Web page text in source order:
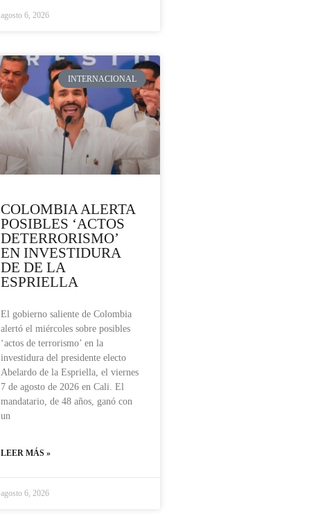
agosto 6, 2026
INTERNACIONAL
COLOMBIA ALERTA
POSIBLES ‘ACTOS
DETERRORISMO’
EN INVESTIDURA
DE DE LA
ESPRIELLA
El gobierno saliente de Colombia
alertó el miércoles sobre posibles
‘actos de terrorismo’ en la
investidura del presidente electo
Abelardo de la Espriella, el viernes
7 de agosto de 2026 en Cali. El
mandatario, de 48 años, ganó con
un
LEER MÁS »
agosto 6, 2026